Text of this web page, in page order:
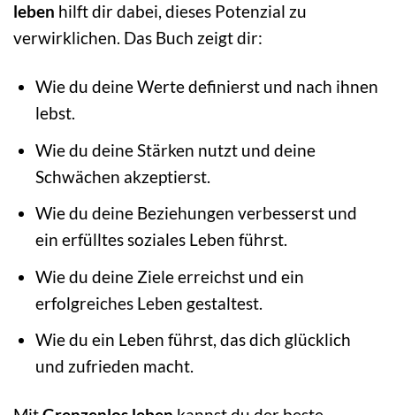
leben hilft dir dabei, dieses Potenzial zu
verwirklichen. Das Buch zeigt dir:
Wie du deine Werte definierst und nach ihnen
lebst.
Wie du deine Stärken nutzt und deine
Schwächen akzeptierst.
Wie du deine Beziehungen verbesserst und
ein erfülltes soziales Leben führst.
Wie du deine Ziele erreichst und ein
erfolgreiches Leben gestaltest.
Wie du ein Leben führst, das dich glücklich
und zufrieden macht.